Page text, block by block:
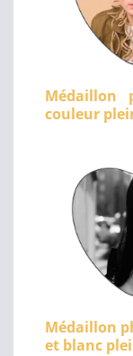
Médaillon
couleur
Médaillon
et blanc